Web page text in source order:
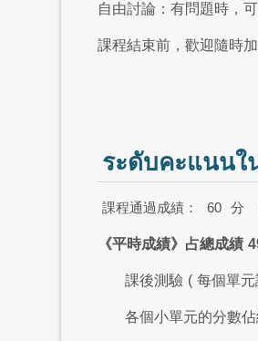
自由討論：有問題時，
課程結束前，歡迎隨時
ระดับคะแนนใ
課程通過成績： 60 分
《平時成績》占總成績
課後測驗 ( 每個單
各個小單元的分數